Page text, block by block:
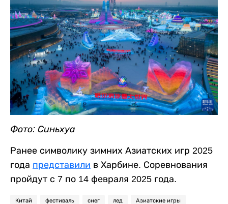
Фото: Синьхуа
Ранее символику зимних Азиатских игр 2025
года представили в Харбине. Соревнования
пройдут с 7 по 14 февраля 2025 года.
Китай фестиваль снег лед Азиатские игры